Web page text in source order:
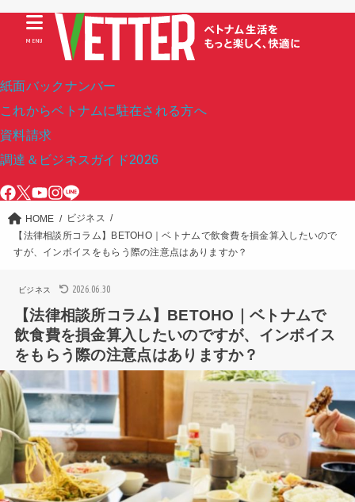
紙面バックナンバー
これからベトナムに駐在される方へ
資料請求
調達＆ビジネスガイド2026
MENU
HOME
ビジネス
【法律相談所コラム】BETOHO｜ベトナムで飲食費を損金算入したいので
すが、インボイスをもらう際の注意点はありますか？
ビジネス 2026.06.30
【法律相談所コラム】BETOHO｜ベトナムで
飲食費を損金算入したいのですが、インボイス
をもらう際の注意点はありますか？